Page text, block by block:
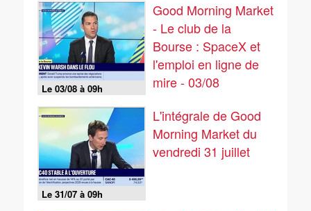
Le 03/08 à 09h
Good Morning Market
- Le club de la
Bourse : SpaceX et
l'emploi en ligne de
mire - 03/08
Le 31/07 à 09h
L'intégrale de Good
Morning Market du
vendredi 31 juillet